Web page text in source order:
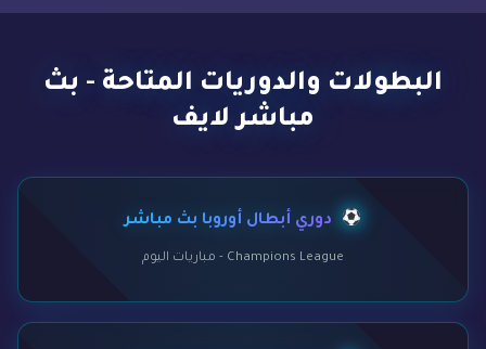
البطولات والدوريات المتاحة - بث
مباشر لايف
دوري أبطال أوروبا بث مباشر
Champions League - مباريات اليوم